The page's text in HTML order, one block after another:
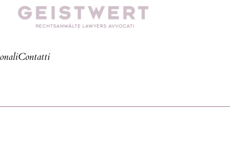
Contatti